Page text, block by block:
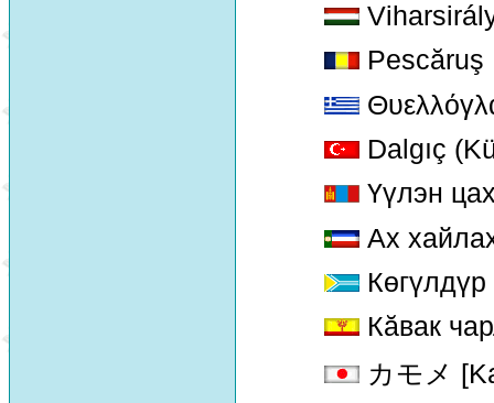
Pescăruş
Dalgıç
Үүлэн
Ах
Көгүлдүр
Кăвак
カモメ